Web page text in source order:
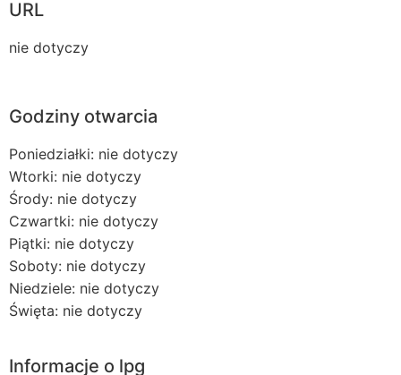
URL
nie dotyczy
Godziny otwarcia
Poniedziałki: nie dotyczy
Wtorki: nie dotyczy
Środy: nie dotyczy
Czwartki: nie dotyczy
Piątki: nie dotyczy
Soboty: nie dotyczy
Niedziele: nie dotyczy
Święta: nie dotyczy
Informacje o lpg